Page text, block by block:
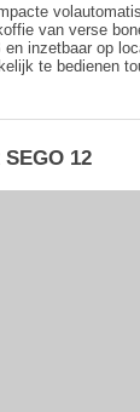
van verse
inzetbaar op
te bedienen
12